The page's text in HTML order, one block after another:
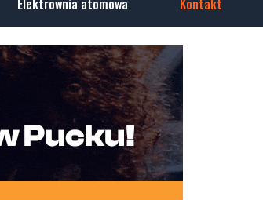
Elektrownia atomowa Kontakt